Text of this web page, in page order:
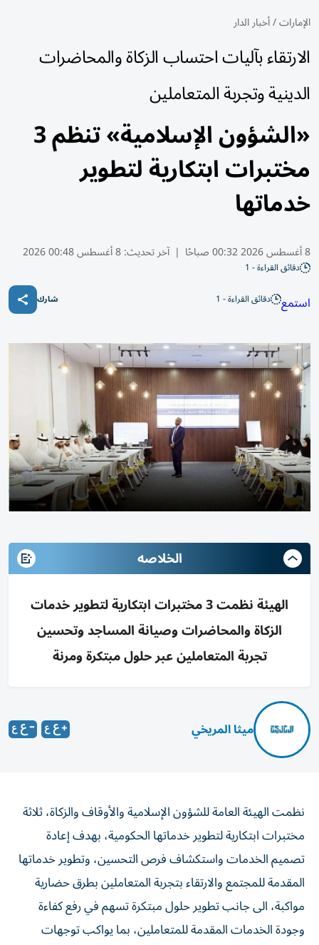
الإمارات/أخبار الدار
الارتقاء بآليات احتساب الزكاة والمحاضرات
الدينية وتجربة المتعاملين
«الشؤون الإسلامية» تنظم 3
مختبرات ابتكارية لتطوير
خدماتها
8 أغسطس 2026 00:32 صباحًا | آخر تحديث:8 أغسطس 00:48 2026
دقائق القراءة - 1
استمع دقائق القراءة - 1 شارك
الخلاصه
الهيئة نظمت 3 مختبرات ابتكارية لتطوير خدمات
الزكاة والمحاضرات وصيانة المساجد وتحسين
تجربة المتعاملين عبر حلول مبتكرة ومرنة
ميثا المريخي
نظمت الهيئة العامة للشؤون الإسلامية والأوقاف والزكاة، ثلاثة
مختبرات ابتكارية لتطوير خدماتها الحكومية، بهدف إعادة
تصميم الخدمات واستكشاف فرص التحسين، وتطوير خدماتها
المقدمة للمجتمع والارتقاء بتجربة المتعاملين بطرق حضارية
مواكبة، الى جانب تطوير حلول مبتكرة تسهم في رفع كفاءة
وجودة الخدمات المقدمة للمتعاملين، بما يواكب توجهات